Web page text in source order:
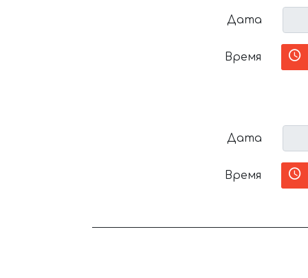
Дата
Время
Дата
Время